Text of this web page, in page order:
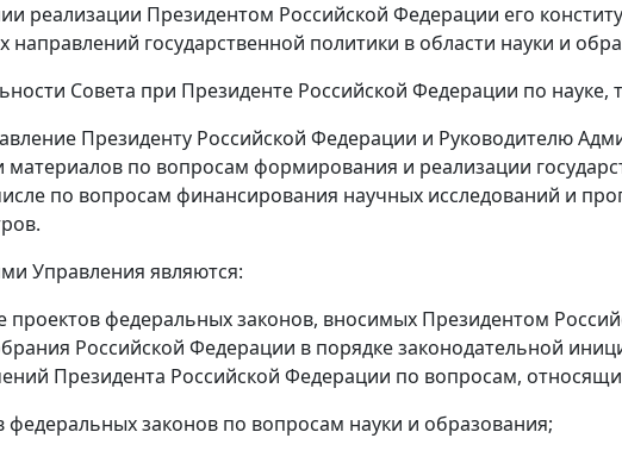
реализации Президентом Российской Федерации его
государственной политики в области науки и
Совета при Президенте Российской Федерации по
Президенту Российской Федерации и Руководителю
по вопросам формирования и реализации
по вопросам финансирования научных исследований и
Управления являются:
проектов федеральных законов, вносимых Президентом
Российской Федерации в порядке законодательной
Президента Российской Федерации по вопросам,
федеральных законов по вопросам науки и образования;